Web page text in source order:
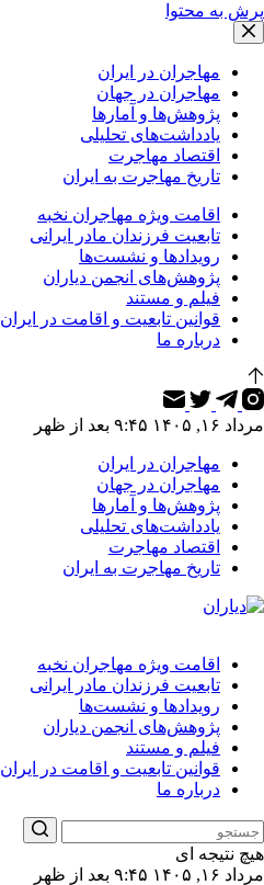
پرش به محتوا
مهاجران در ایران
مهاجران در جهان
پژوهش‌ها و آمارها
یادداشت‌های تحلیلی
اقتصاد مهاجرت
تاریخ مهاجرت به ایران
اقامت ویژه مهاجران نخبه
تابعیت فرزندان مادر ایرانی
رویدادها و نشست‌ها
پژوهش‌های انجمن دیاران
فیلم و مستند
قوانین تابعیت و اقامت در ایران
درباره ما
مرداد ۱۶, ۱۴۰۵ ۹:۴۵ بعد از ظهر
مهاجران در ایران
مهاجران در جهان
پژوهش‌ها و آمارها
یادداشت‌های تحلیلی
اقتصاد مهاجرت
تاریخ مهاجرت به ایران
اقامت ویژه مهاجران نخبه
تابعیت فرزندان مادر ایرانی
رویدادها و نشست‌ها
پژوهش‌های انجمن دیاران
فیلم و مستند
قوانین تابعیت و اقامت در ایران
درباره ما
هیچ نتیجه ای
مرداد ۱۶, ۱۴۰۵ ۹:۴۵ بعد از ظهر